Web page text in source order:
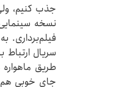
جذب کنیم،
نسخه
فیلم‌برداری.
سریال
طریق
جای خوبی هم